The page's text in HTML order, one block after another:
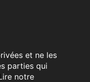
et ne les
parties qui
notre